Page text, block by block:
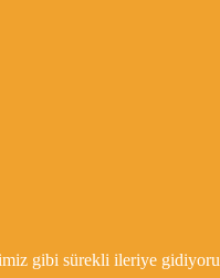
gibi sürekli ileriye